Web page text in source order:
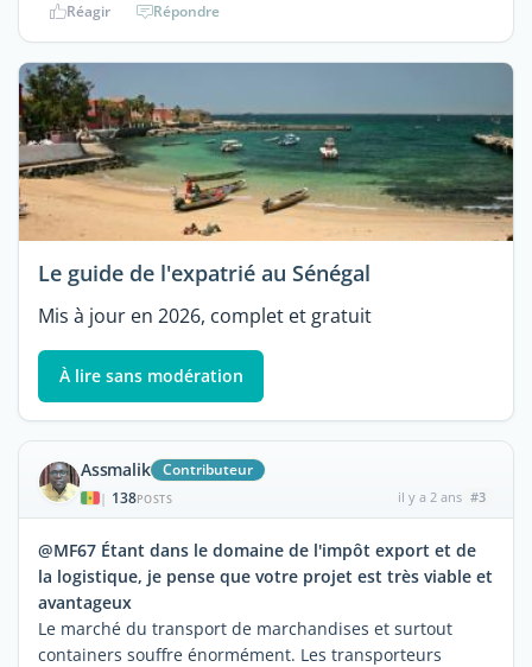
Réagir Répondre
Le guide de l'expatrié au Sénégal
Mis à jour en 2026, complet et gratuit
À lire sans modération
Assmalik Contributeur
| 138POSTS il y a 2 ans #3
@MF67 Étant dans le domaine de l'impôt export et de
la logistique, je pense que votre projet est très viable et
avantageux
Le marché du transport de marchandises et surtout
containers souffre énormément. Les transporteurs